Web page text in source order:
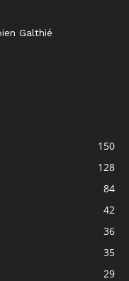
Galthié
150
128
84
42
36
35
29